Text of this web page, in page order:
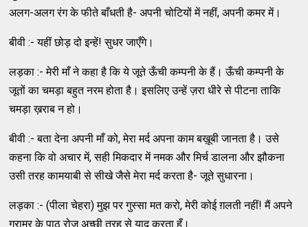
अलग-अलग रंग के फीते बाँधती है- अपनी चोटियों में नहीं, अपनी कमर में।
बीवी :- यहीं छोड़ दो इन्‍हें! सुधर जाएँगे।
लड़का :- मेरी माँ ने कहा है कि ये जूते ऊँची कम्‍पनी के हैं। ऊँची कम्‍पनी के
जूतों का चमड़ा बहुत नरम होता है। इसलिए उन्‍हें ज़रा धीरे से पीटना ताकि
चमड़ा ख़राब न हो।
बीवी :- बता देना अपनी माँ को, मेरा मर्द अपना काम बख़ूबी जानता है। उसे
कहना कि वो अचार में, सही मिकदार में नमक और मिर्च डालना और झौकना
उसी तरह कामयाबी से सीखे जैसे मेरा मर्द करता है- जूते सुधारना।
लड़का :- (पीला चेहरा) मुझ पर गुस्‍सा मत करो, मेरी कोई ग़लती नहीं! मैं अपने
ग्रामर के पाठ रोज़ अच्‍छी तरह से याद करता हूँ।